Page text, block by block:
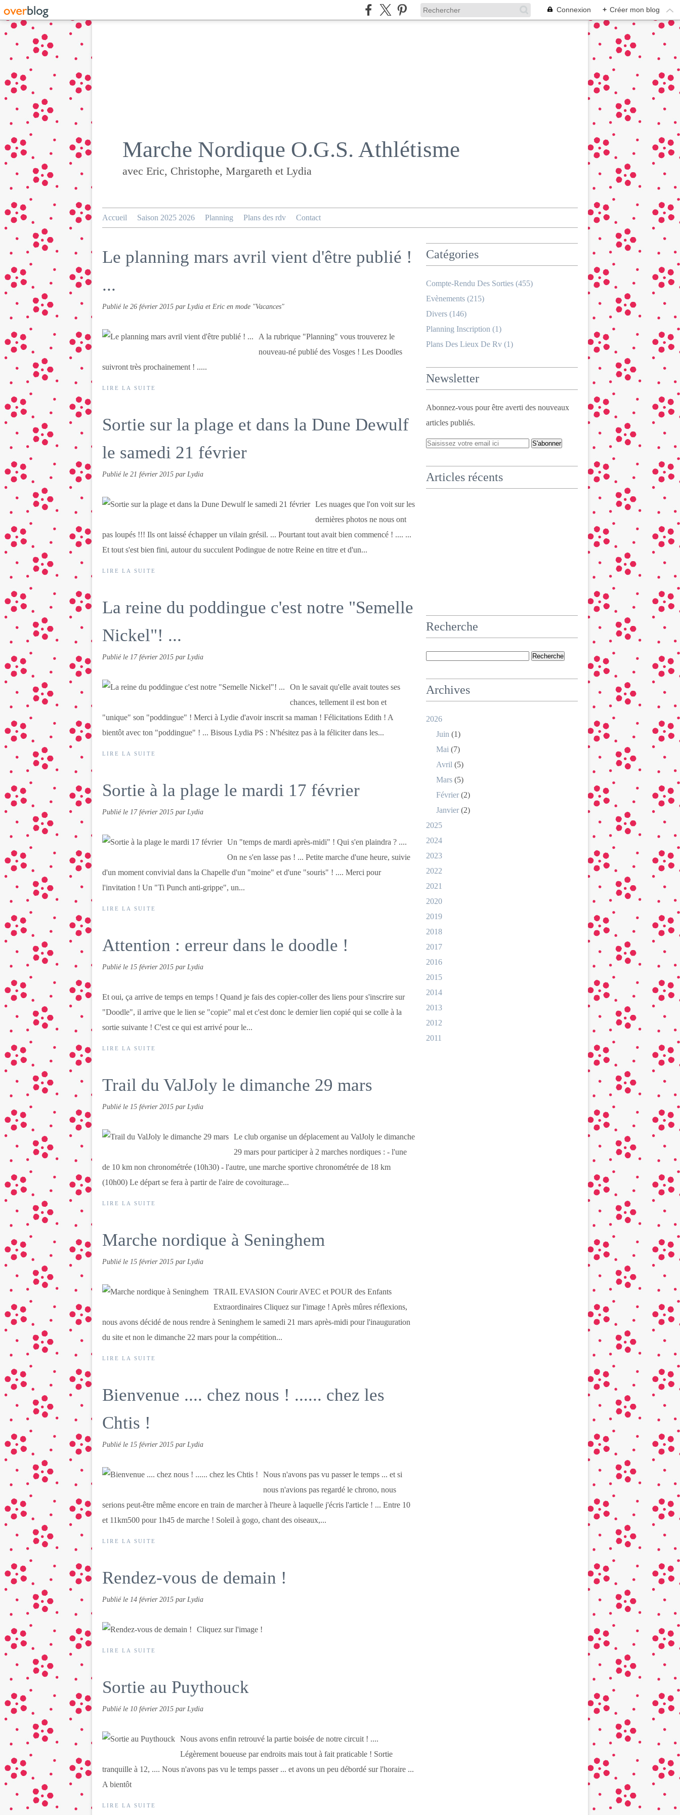
Connexion + Créer mon blog
Marche Nordique O.G.S. Athlétisme
avec Eric, Christophe, Margareth et Lydia
Accueil Saison 2025 2026 Planning Plans des rdv Contact
Le planning mars avril vient d'être publié !
...
Publié le 26 février 2015 par Lydia et Eric en mode "Vacances"
A la rubrique "Planning" vous trouverez le
nouveau-né publié des Vosges ! Les Doodles
suivront très prochainement ! .....
LIRE LA SUITE
Sortie sur la plage et dans la Dune Dewulf
le samedi 21 février
Publié le 21 février 2015 par Lydia
Les nuages que l'on voit sur les
dernières photos ne nous ont
pas loupés !!! Ils ont laissé échapper un vilain grésil. ... Pourtant tout avait bien commencé ! .... ...
Et tout s'est bien fini, autour du succulent Podingue de notre Reine en titre et d'un...
LIRE LA SUITE
La reine du poddingue c'est notre "Semelle
Nickel"! ...
Publié le 17 février 2015 par Lydia
On le savait qu'elle avait toutes ses
chances, tellement il est bon et
"unique" son "poddingue" ! Merci à Lydie d'avoir inscrit sa maman ! Félicitations Edith ! A
bientôt avec ton "poddingue" ! ... Bisous Lydia PS : N'hésitez pas à la féliciter dans les...
LIRE LA SUITE
Sortie à la plage le mardi 17 février
Publié le 17 février 2015 par Lydia
Un "temps de mardi après-midi" ! Qui s'en plaindra ? ....
On ne s'en lasse pas ! ... Petite marche d'une heure, suivie
d'un moment convivial dans la Chapelle d'un "moine" et d'une "souris" ! .... Merci pour
l'invitation ! Un "Ti Punch anti-grippe", un...
LIRE LA SUITE
Attention : erreur dans le doodle !
Publié le 15 février 2015 par Lydia
Et oui, ça arrive de temps en temps ! Quand je fais des copier-coller des liens pour s'inscrire sur
"Doodle", il arrive que le lien se "copie" mal et c'est donc le dernier lien copié qui se colle à la
sortie suivante ! C'est ce qui est arrivé pour le...
LIRE LA SUITE
Trail du ValJoly le dimanche 29 mars
Publié le 15 février 2015 par Lydia
Le club organise un déplacement au ValJoly le dimanche
29 mars pour participer à 2 marches nordiques : - l'une
de 10 km non chronométrée (10h30) - l'autre, une marche sportive chronométrée de 18 km
(10h00) Le départ se fera à partir de l'aire de covoiturage...
LIRE LA SUITE
Marche nordique à Seninghem
Publié le 15 février 2015 par Lydia
TRAIL EVASION Courir AVEC et POUR des Enfants
Extraordinaires Cliquez sur l'image ! Après mûres réflexions,
nous avons décidé de nous rendre à Seninghem le samedi 21 mars après-midi pour l'inauguration
du site et non le dimanche 22 mars pour la compétition...
LIRE LA SUITE
Bienvenue .... chez nous ! ...... chez les
Chtis !
Publié le 15 février 2015 par Lydia
Nous n'avons pas vu passer le temps ... et si
nous n'avions pas regardé le chrono, nous
serions peut-être même encore en train de marcher à l'heure à laquelle j'écris l'article ! ... Entre 10
et 11km500 pour 1h45 de marche ! Soleil à gogo, chant des oiseaux,...
LIRE LA SUITE
Rendez-vous de demain !
Publié le 14 février 2015 par Lydia
Cliquez sur l'image !
LIRE LA SUITE
Sortie au Puythouck
Publié le 10 février 2015 par Lydia
Nous avons enfin retrouvé la partie boisée de notre circuit ! ....
Légèrement boueuse par endroits mais tout à fait praticable ! Sortie
tranquille à 12, .... Nous n'avons pas vu le temps passer ... et avons un peu débordé sur l'horaire ...
A bientôt
LIRE LA SUITE
Catégories
Compte-Rendu Des Sorties (455)
Evènements (215)
Divers (146)
Planning Inscription (1)
Plans Des Lieux De Rv (1)
Newsletter
Abonnez-vous pour être averti des nouveaux
articles publiés.
Articles récents
Recherche
Archives
2026
Juin (1)
Mai (7)
Avril (5)
Mars (5)
Février (2)
Janvier (2)
2025
2024
2023
2022
2021
2020
2019
2018
2017
2016
2015
2014
2013
2012
2011